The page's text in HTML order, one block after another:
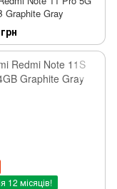
Graphite Gray
12 місяців!